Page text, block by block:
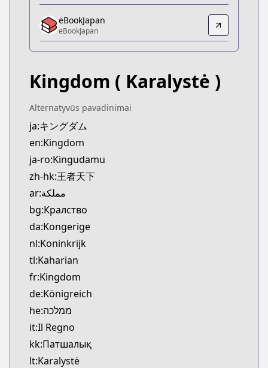
Anime-Planet
https://www.anime-planet.com/manga/kingdom
eBookJapan
eBookJapan
Official Raw
Official Raw
https://youngjump.jp/kingdom
Kitsu
Kitsu
https://kitsu.app/manga/3480
CDJapan
CDJapan
https://www.anime-planet.com/manga/https://
MangaUpdates
MangaUpdates
https://www.mangaupdates.com/
Book☆Walker
Book☆Walker
https://bookwalker.jp/series/12466
Official Site
Official Site
https://www.meian-editions.fr/meian/licence/
eBookJapan
eBookJapan
Kingdom ( Karalystė )
Alternatyvūs pavadinimai
ja:キングダム
en:Kingdom
ja-ro:Kingudamu
zh-hk:王者天下
ar:مملكة
bg:Кралство
da:Kongerige
nl:Koninkrijk
tl:Kaharian
fr:Kingdom
de:Königreich
he:ממלכה
it:Il Regno
kk:Патшалық
lt:Karalystė